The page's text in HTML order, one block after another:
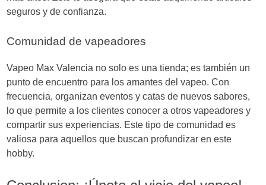
seguros y de confianza.
Comunidad de vapeadores
Vapeo Max Valencia no solo es una tienda; es también un
punto de encuentro para los amantes del vapeo. Con
frecuencia, organizan eventos y catas de nuevos sabores,
lo que permite a los clientes conocer a otros vapeadores y
compartir sus experiencias. Este tipo de comunidad es
valiosa para aquellos que buscan profundizar en este
hobby.